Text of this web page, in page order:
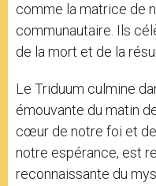
comme la matrice de
communautaire. Ils
de la mort et de la
Le Triduum culmine
émouvante du matin
cœur de notre foi et de
notre espérance, est
reconnaissante du